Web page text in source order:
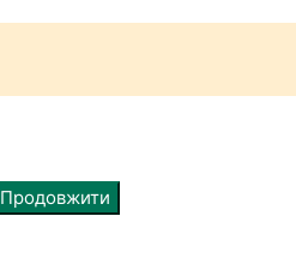
Продовжити